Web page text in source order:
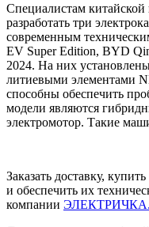
Специалистам
разработать три
современным
EV Super Edition, BYD
2024. На них
литиевыми элементами
способны обеспечить
модели являются
электромотор. Такие
Заказать доставку,
и обеспечить их
компании